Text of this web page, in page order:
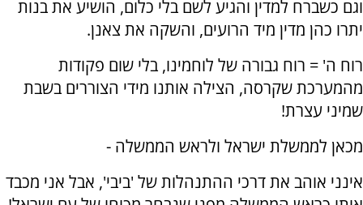
וגם כשברח למדין והגיע לשם בלי כלום, הושיע את בנות
יתרו כהן מדין מיד הרועים, והשקה את צאנן.
רוח ה' = רוח גבורה של לוחמינו, בלי שום פקודות
מהמערכת שקרסה, הצילה אותנו מידי הצוררים בשבת
שמיני עצרת!
מכאן לממשלת ישראל ולראש הממשלה -
אינני אוהב את דרכי ההתנהלות של 'ביבי', אבל אני מכבד